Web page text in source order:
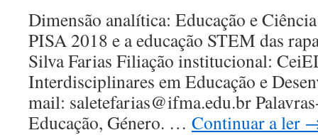
Dimensão analítica: Educação e
PISA 2018 e a educação STEM das
Silva Farias Filiação institucional:
Interdisciplinares em Educação e
mail: saletefarias@ifma.edu.br
Educação, Género. … Continuar a ler